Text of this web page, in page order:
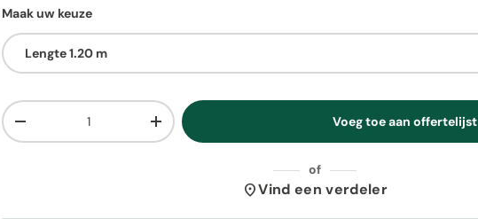
Maak uw keuze
Lengte 1.20 m
Aantal
Verlaag de hoeveelheidVerhoog de hoeveelheid Voeg toe aan offertelijst
of
location_onVind een verdeler